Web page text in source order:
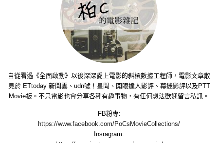
自從看過《全面啟動》以後深深愛上電影的斜槓數據工程師，電影文章散
見於 ETtoday 新聞雲、udn噓！星聞、開眼達人影評、幕迷影評以及PTT
Movie板。不只電影也會分享各種有趣事物，有任何想法歡迎留言私訊。
FB粉專:
https://www.facebook.com/PoCsMovieCollections/
Insragram: